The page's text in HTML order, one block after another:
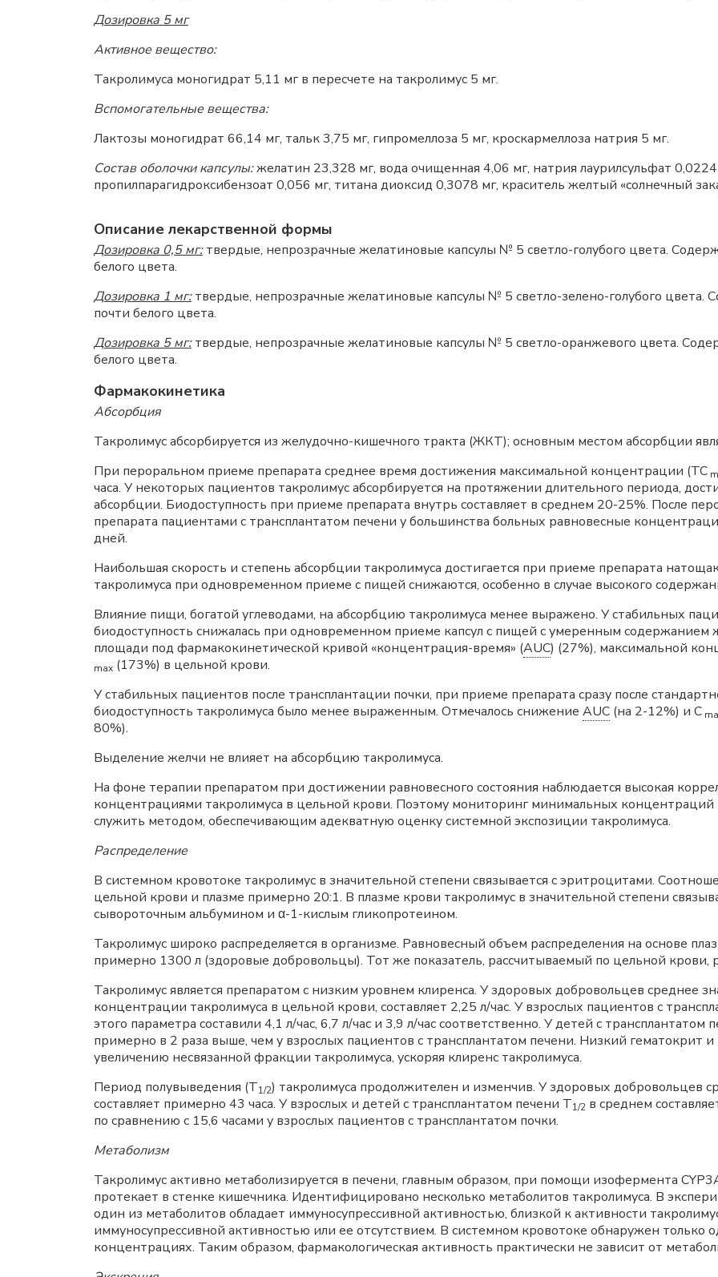
Дозировка 5 мг
Активное вещество:
Такролимуса моногидрат 5,11 мг в пересчете на такролимус 5 мг.
Вспомогательные вещества:
Лактозы моногидрат 66,14 мг, тальк 3,75 мг, гипромеллоза 5 мг, кроскармеллоза натрия 5 мг.
Состав оболочки капсулы:желатин 23,328 мг, вода очищенная 4,06 мг, натрия лаурилсульфат
пропилпарагидроксибензоат 0,056 мг, титана диоксид 0,3078 мг, краситель желтый «солнечный
Описание лекарственной формы
Дозировка 0,5 мг:твердые, непрозрачные желатиновые капсулы № 5 светло-голубого цвета.
белого цвета.
Дозировка 1 мг:твердые, непрозрачные желатиновые капсулы № 5 светло-зелено-голубого цвета.
почти белого цвета.
Дозировка 5 мг:твердые, непрозрачные желатиновые капсулы № 5 светло-оранжевого цвета.
белого цвета.
Фармакокинетика
Абсорбция
Такролимус абсорбируется из желудочно-кишечного тракта (ЖКТ); основным местом абсорбции
При пероральном приеме препарата среднее время достижения максимальной концентрации (ТС
часа. У некоторых пациентов такролимус абсорбируется на протяжении длительного периода,
абсорбции. Биодоступность при приеме препарата внутрь составляет в среднем 20-25%. После
препарата пациентами с трансплантатом печени у большинства больных равновесные
дней.
Наибольшая скорость и степень абсорбции такролимуса достигается при приеме препарата
такролимуса при одновременном приеме с пищей снижаются, особенно в случае высокого
Влияние пищи, богатой углеводами, на абсорбцию такролимуса менее выражено. У стабильных
биодоступность снижалась при одновременном приеме капсул с пищей с умеренным
площади под фармакокинетической кривой «концентрация-время» (AUC) (27%), максимальной
max (173%) в цельной крови.
У стабильных пациентов после трансплантации почки, при приеме препарата сразу после
биодоступность такролимуса было менее выраженным. Отмечалось снижение AUC (на 2-12%) и С
80%).
Выделение желчи не влияет на абсорбцию такролимуса.
На фоне терапии препаратом при достижении равновесного состояния наблюдается высокая
концентрациями такролимуса в цельной крови. Поэтому мониторинг минимальных
служить методом, обеспечивающим адекватную оценку системной экспозиции такролимуса.
Распределение
В системном кровотоке такролимус в значительной степени связывается с эритроцитами.
цельной крови и плазме примерно 20:1. В плазме крови такролимус в значительной степени
сывороточным альбумином и α-1-кислым гликопротеином.
Такролимус широко распределяется в организме. Равновесный объем распределения на основе
примерно 1300 л (здоровые добровольцы). Тот же показатель, рассчитываемый по цельной крови,
Такролимус является препаратом с низким уровнем клиренса. У здоровых добровольцев среднее
концентрации такролимуса в цельной крови, составляет 2,25 л/час. У взрослых пациентов с
этого параметра составили 4,1 л/час, 6,7 л/час и 3,9 л/час соответственно. У детей с
примерно в 2 раза выше, чем у взрослых пациентов с трансплантатом печени. Низкий гематокрит
увеличению несвязанной фракции такролимуса, ускоряя клиренс такролимуса.
Период полувыведения (Т1/2) такролимуса продолжителен и изменчив. У здоровых добровольцев
составляет примерно 43 часа. У взрослых и детей с трансплантатом печени Т1/2 в среднем
по сравнению с 15,6 часами у взрослых пациентов с трансплантатом почки.
Метаболизм
Такролимус активно метаболизируется в печени, главным образом, при помощи изофермента
протекает в стенке кишечника. Идентифицировано несколько метаболитов такролимуса. В
один из метаболитов обладает иммуносупрессивной активностью, близкой к активности
иммуносупрессивной активностью или ее отсутствием. В системном кровотоке обнаружен только
концентрациях. Таким образом, фармакологическая активность практически не зависит от